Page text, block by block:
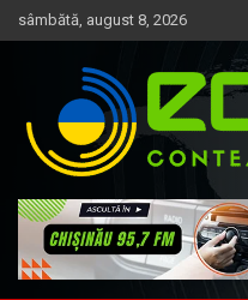
Skip
to
sâmbătă, august 8, 2026
EcoFM